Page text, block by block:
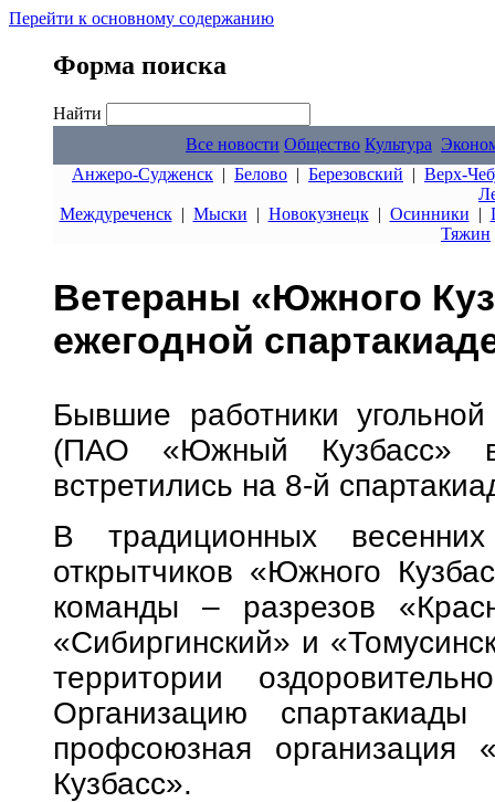
Перейти к основному содержанию
Форма поиска
Найти
Все новости Общество Культура
Анжеро-Судженск | Белово | Березовский | Верх-
Междуреченск| Мыски | Новокузнецк| Осинники |
Тяжин
Ветераны «Южного
ежегодной
Бывшие работники
(ПАО «Южный Кузбасс»
встретились на 8-й
В традиционных
открытчиков «Южного
команды – разрезов
«Сибиргинский» и
территории
Организацию
профсоюзная организация
Кузбасс».